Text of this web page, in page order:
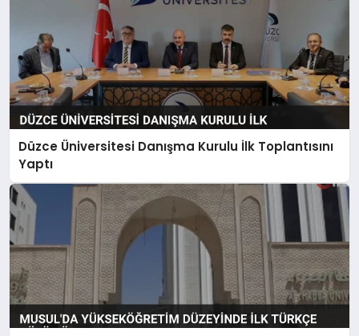
Düzce Üniversitesi Danışma Kurulu İlk Toplantısını
Yaptı